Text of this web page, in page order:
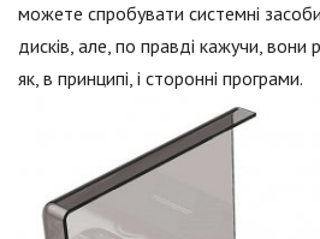
можете спробувати системні
дисків, але, по правді кажучи, вони
як, в принципі, і сторонні програми.